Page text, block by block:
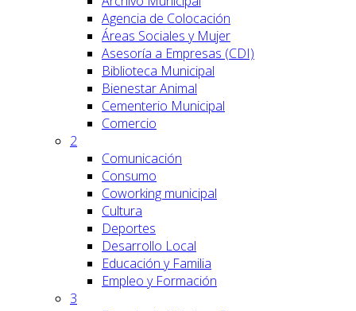
Agencia de Colocación
Áreas Sociales y Mujer
Asesoría a Empresas (CDI)
Biblioteca Municipal
Bienestar Animal
Cementerio Municipal
Comercio
2
Comunicación
Consumo
Coworking municipal
Cultura
Deportes
Desarrollo Local
Educación y Familia
Empleo y Formación
3